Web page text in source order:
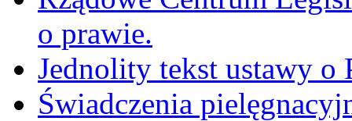
o prawie.
Jednolity tekst ustawy o
Świadczenia